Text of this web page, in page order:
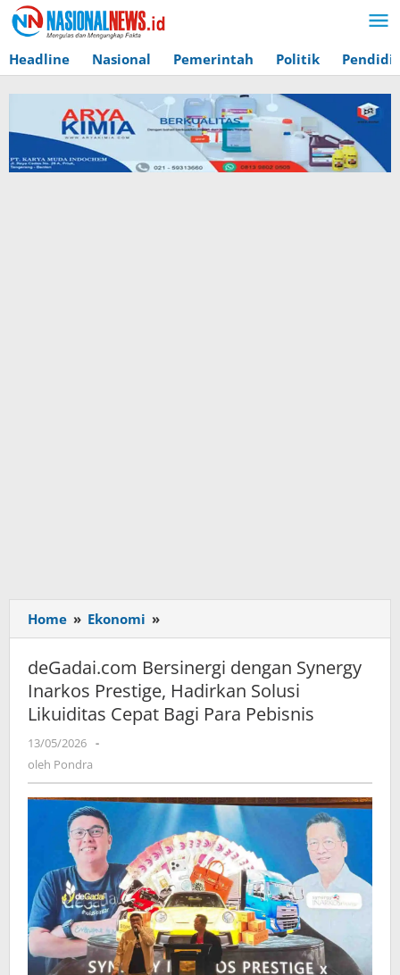
Lewati
ke
konten
Headline Nasional Pemerintah Politik
Home » Ekonomi »
Bersinergi
dengan
Synergy
Inarkos
Prestige,
Cepat
Bagi
Para
Pebisnis
deGadai.com Bersinergi dengan Synergy
Inarkos Prestige, Hadirkan Solusi
Likuiditas Cepat Bagi Para Pebisnis
13/05/2026 oleh
-
oleh Pondra